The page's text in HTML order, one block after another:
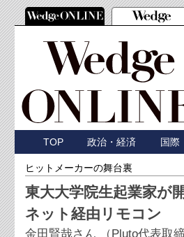
TOP 政治・経済 国際
ヒットメーカーの舞台裏
東大大学院生起業家が
ネット経由リモコン
金田賢哉さん （Pluto代表取締